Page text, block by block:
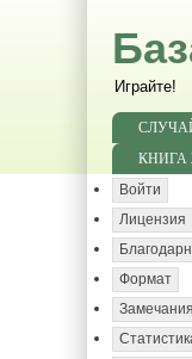
Играйте!
КНИГА
Войти
Лицензия
Формат
Замечания